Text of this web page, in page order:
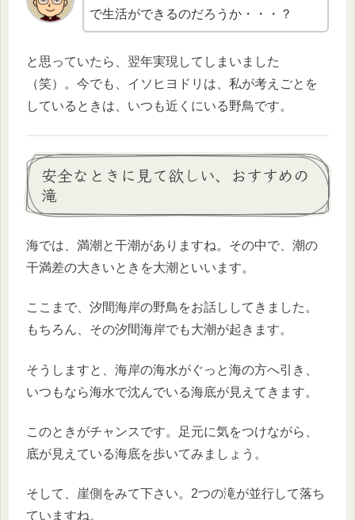
で生活ができるのだろうか・・・？
と思っていたら、翌年実現してしまいました
（笑）。今でも、イソヒヨドリは、私が考えごとを
しているときは、いつも近くにいる野鳥です。
安全なときに見て欲しい、おすすめの
滝
海では、満潮と干潮がありますね。その中で、潮の
干満差の大きいときを大潮といいます。
ここまで、汐間海岸の野鳥をお話ししてきました。
もちろん、その汐間海岸でも大潮が起きます。
そうしますと、海岸の海水がぐっと海の方へ引き、
いつもなら海水で沈んでいる海底が見えてきます。
このときがチャンスです。足元に気をつけながら、
底が見えている海底を歩いてみましょう。
そして、崖側をみて下さい。2つの滝が並行して落ち
ていますね。